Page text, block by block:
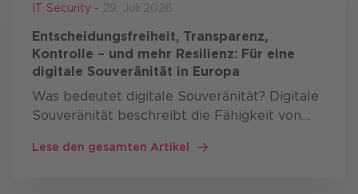
IT Security - 29. Juli 2026
Entscheidungsfreiheit, Transparenz,
Kontrolle – und mehr Resilienz: Für eine
digitale Souveränität in Europa
Was bedeutet digitale Souveränität? Digitale
Souveränität beschreibt die Fähigkeit von
kritische digitale Technologien selbst
Lese den gesamten Artikel